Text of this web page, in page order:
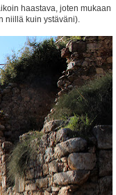
haastava, joten mukaan
niillä kuin ystäväni).